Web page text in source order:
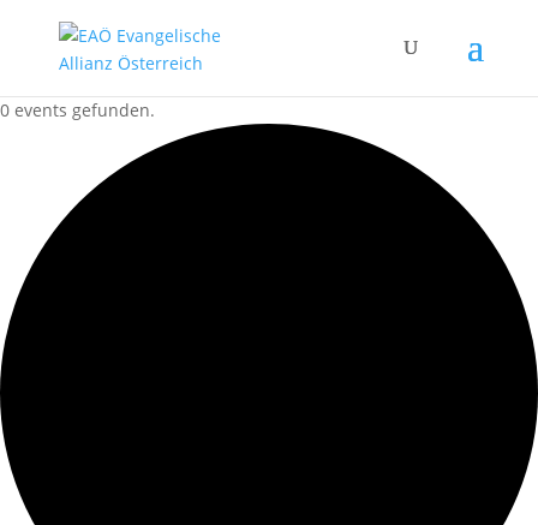
0 events gefunden.